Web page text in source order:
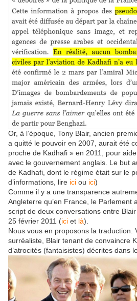
Or, à l’époque, Tony Blair, ancien
a quitté le pouvoir en 2007, aurait été
proche de Kadhafi » en 2011, pour
avec le gouvernement anglais. Le but
de Kadhafi, dont le régime était sur le
d’informations, lire ici ou ici)
Comme il y a une transparence
Angleterre qu’en France, le Parlement
script de deux conversations entre
25 février 2011 (ici et là).
Nous vous en proposons la traduction.
surréaliste, Blair tenant de convaincre
d’atrocités (fantaisistes) décrites dans